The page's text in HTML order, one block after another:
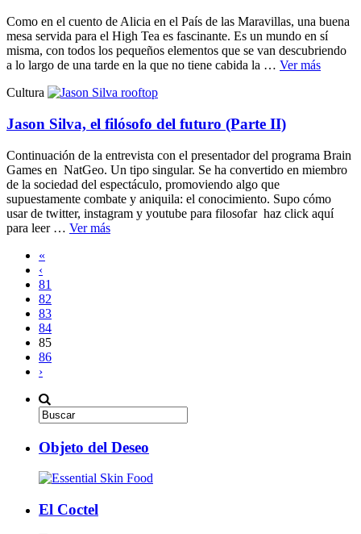
Como en el cuento de Alicia en el País de las Maravillas, una buena
mesa servida para el High Tea es fascinante. Es un mundo en sí
misma, con todos los pequeños elementos que se van descubriendo
a lo largo de una tarde en la que no tiene cabida la … Ver más
Cultura
Jason Silva, el filósofo del futuro (Parte II)
Continuación de la entrevista con el presentador del programa Brain
Games en NatGeo. Un tipo singular. Se ha convertido en miembro
de la sociedad del espectáculo, promoviendo algo que
supuestamente combate y aniquila: el conocimiento. Supo cómo
usar de twitter, instagram y youtube para filosofar haz click aquí
para leer … Ver más
«
‹
81
82
83
84
85
86
›
Objeto del Deseo
El Coctel